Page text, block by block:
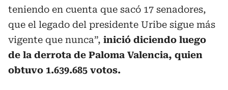
teniendo en cuenta que sacó 17 senadores,
que el legado del presidente Uribe sigue más
vigente que nunca”, inició diciendo luego
de la derrota de Paloma Valencia, quien
obtuvo 1.639.685 votos.